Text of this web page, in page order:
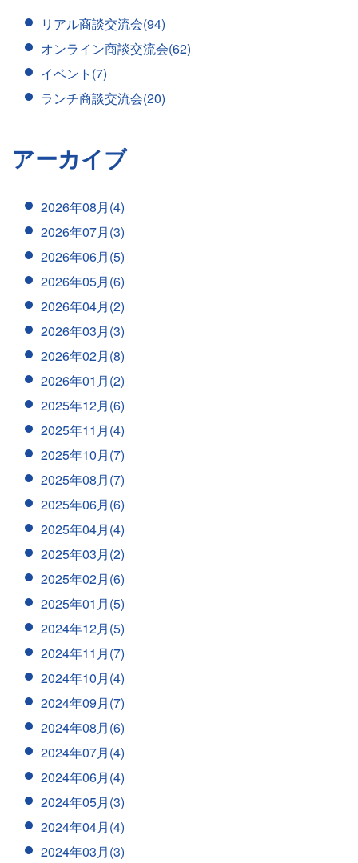
リアル商談交流会(94)
オンライン商談交流会(62)
イベント(7)
ランチ商談交流会(20)
アーカイブ
2026年08月(4)
2026年07月(3)
2026年06月(5)
2026年05月(6)
2026年04月(2)
2026年03月(3)
2026年02月(8)
2026年01月(2)
2025年12月(6)
2025年11月(4)
2025年10月(7)
2025年08月(7)
2025年06月(6)
2025年04月(4)
2025年03月(2)
2025年02月(6)
2025年01月(5)
2024年12月(5)
2024年11月(7)
2024年10月(4)
2024年09月(7)
2024年08月(6)
2024年07月(4)
2024年06月(4)
2024年05月(3)
2024年04月(4)
2024年03月(3)